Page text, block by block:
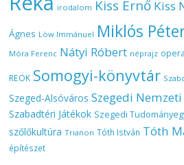
irodalom Kiss Ernő Kiss
Ágnes Löw Immánuel Miklós
Móra Ferenc Nátyi Róbert néprajz opera
REÖK Somogyi-könyvtár
Szeged-Alsóváros Szegedi
Szabadtéri Játékok Szegedi
szőlőkultúra Trianon Tóth István Tóth
építészet